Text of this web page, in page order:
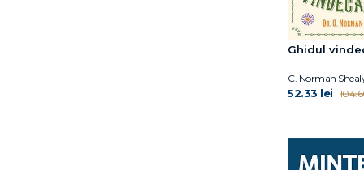
Ghidul
C. Norman
52.33 lei